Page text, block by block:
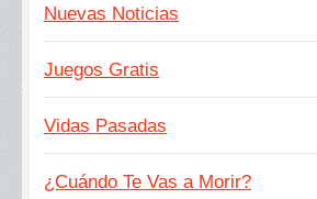
Nuevas Noticias
Juegos Gratis
Vidas Pasadas
¿Cuándo Te Vas a Morir?